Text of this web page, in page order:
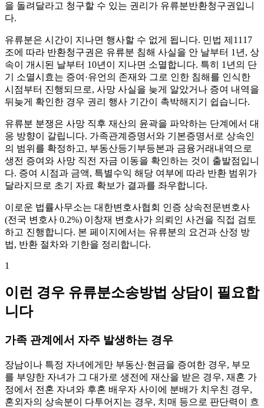
을 돌려달라고 청구할 수 있는 권리가 유류분반환청구권입니
다.
유류분은 시간이 지나면 행사할 수 없게 됩니다. 민법 제1117
조에 따라 반환청구권은 유류분 침해 사실을 안 날부터 1년, 상
속이 개시된 날부터 10년이 지나면 소멸합니다. 특히 1년의 단
기 소멸시효는 증여·유언의 존재와 그로 인한 침해를 인식한
시점부터 진행되므로, 사망 사실을 늦게 알았거나 증여 내역을
뒤늦게 확인한 경우 권리 행사 기간이 촉박해지기 쉽습니다.
유류분 분쟁은 사망 직후 재산의 윤곽을 파악하는 단계에서 대
응 방향이 갈립니다. 가족관계증명서와 기본증명서로 상속인
의 범위를 확정하고, 부동산등기부등본과 금융거래내역으로
생전 증여와 사망 직전 자금 이동을 확인하는 것이 출발점입니
다. 증여 시점과 금액, 특별수익 해당 여부에 따라 반환 범위가
달라지므로 초기 자료 확보가 결과를 좌우합니다.
이로운 법률사무소는 대한변호사협회 인증 상속전문변호사
(전국 변호사 0.2%) 이창재 변호사가 의뢰인 사건을 직접 검토
하고 진행합니다. 본 페이지에서는 유류분의 요건과 산정 방
법, 반환 절차와 기한을 정리합니다.
1
이런 경우 유류분소송방법 상담이 필요합
니다
가족 관계에서 자주 발생하는 경우
장남이나 특정 자녀에게만 부동산·현금을 증여한 경우, 부모
를 부양한 자녀가 그 대가로 생전에 재산을 받은 경우, 재혼 가
정에서 전혼 자녀와 후혼 배우자 사이에 분배가 치우친 경우,
혼외자의 상속분이 다투어지는 경우, 치매 등으로 판단력이 흐